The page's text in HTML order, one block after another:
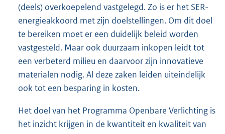
(deels) overkoepelend vastgelegd. Zo is er het SER-
energieakkoord met zijn doelstellingen. Om dit doel
te bereiken moet er een duidelijk beleid worden
vastgesteld. Maar ook duurzaam inkopen leidt tot
een verbeterd milieu en daarvoor zijn innovatieve
materialen nodig. Al deze zaken leiden uiteindelijk
ook tot een besparing in kosten.
Het doel van het Programma Openbare Verlichting is
het inzicht krijgen in de kwantiteit en kwaliteit van